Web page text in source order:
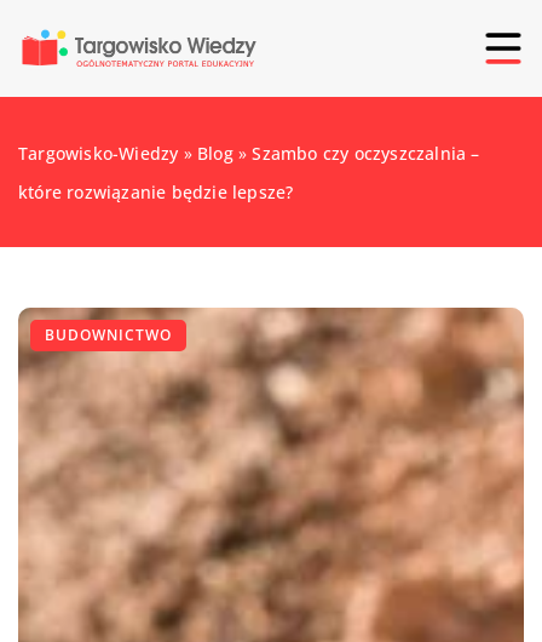
Targowisko-Wiedzy » Blog»Szambo czy oczyszczalnia –
które rozwiązanie będzie lepsze?
BUDOWNICTWO